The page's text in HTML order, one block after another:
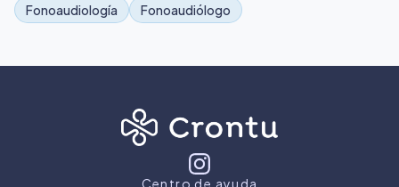
Fonoaudiología Fonoaudiólogo
Centro de ayuda